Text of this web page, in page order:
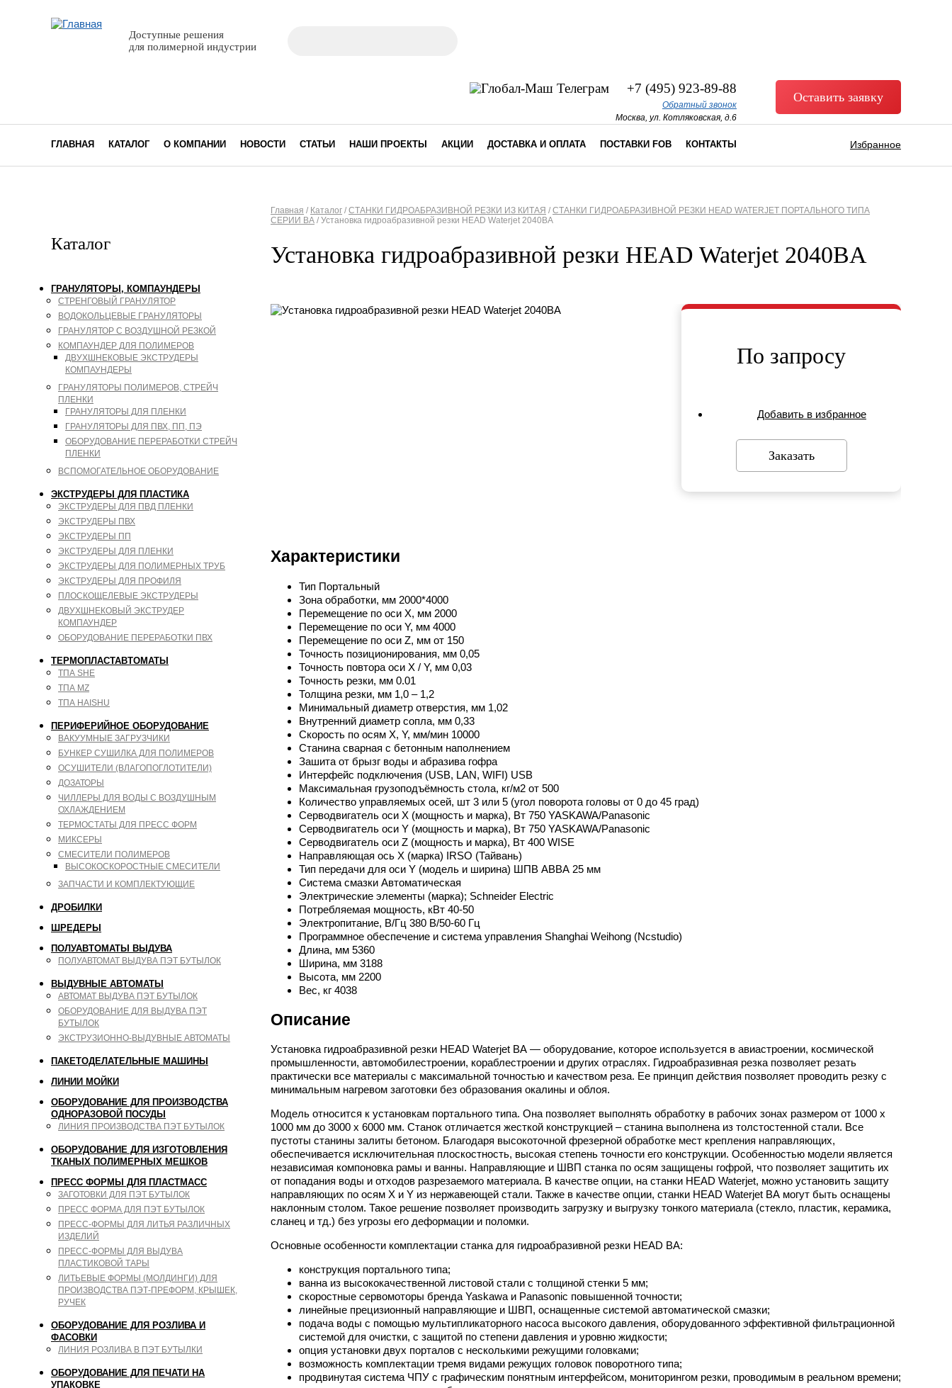
Доступные решения
для полимерной индустрии
+7 (495) 923-89-88
Обратный звонок
Москва, ул. Котляковская, д.6
Оставить заявку
ГЛАВНАЯ КАТАЛОГ О КОМПАНИИ НОВОСТИ СТАТЬИ НАШИ ПРОЕКТЫ АКЦИИ ДОСТАВКА И ОПЛАТА ПОСТАВКИ FOB КОНТАКТЫ Избранное
Каталог
ГРАНУЛЯТОРЫ, КОМПАУНДЕРЫ
СТРЕНГОВЫЙ ГРАНУЛЯТОР
ВОДОКОЛЬЦЕВЫЕ ГРАНУЛЯТОРЫ
ГРАНУЛЯТОР С ВОЗДУШНОЙ РЕЗКОЙ
КОМПАУНДЕР ДЛЯ ПОЛИМЕРОВ
ДВУХШНЕКОВЫЕ ЭКСТРУДЕРЫ
КОМПАУНДЕРЫ
ГРАНУЛЯТОРЫ ПОЛИМЕРОВ, СТРЕЙЧ
ПЛЕНКИ
ГРАНУЛЯТОРЫ ДЛЯ ПЛЕНКИ
ГРАНУЛЯТОРЫ ДЛЯ ПВХ, ПП, ПЭ
ОБОРУДОВАНИЕ ПЕРЕРАБОТКИ СТРЕЙЧ
ПЛЕНКИ
ВСПОМОГАТЕЛЬНОЕ ОБОРУДОВАНИЕ
ЭКСТРУДЕРЫ ДЛЯ ПЛАСТИКА
ЭКСТРУДЕРЫ ДЛЯ ПВД ПЛЕНКИ
ЭКСТРУДЕРЫ ПВХ
ЭКСТРУДЕРЫ ПП
ЭКСТРУДЕРЫ ДЛЯ ПЛЕНКИ
ЭКСТРУДЕРЫ ДЛЯ ПОЛИМЕРНЫХ ТРУБ
ЭКСТРУДЕРЫ ДЛЯ ПРОФИЛЯ
ПЛОСКОЩЕЛЕВЫЕ ЭКСТРУДЕРЫ
ДВУХШНЕКОВЫЙ ЭКСТРУДЕР
КОМПАУНДЕР
ОБОРУДОВАНИЕ ПЕРЕРАБОТКИ ПВХ
ТЕРМОПЛАСТАВТОМАТЫ
ТПА SHE
ТПА MZ
ТПА HAISHU
ПЕРИФЕРИЙНОЕ ОБОРУДОВАНИЕ
ВАКУУМНЫЕ ЗАГРУЗЧИКИ
БУНКЕР СУШИЛКА ДЛЯ ПОЛИМЕРОВ
ОСУШИТЕЛИ (ВЛАГОПОГЛОТИТЕЛИ)
ДОЗАТОРЫ
ЧИЛЛЕРЫ ДЛЯ ВОДЫ С ВОЗДУШНЫМ
ОХЛАЖДЕНИЕМ
ТЕРМОСТАТЫ ДЛЯ ПРЕСС ФОРМ
МИКСЕРЫ
СМЕСИТЕЛИ ПОЛИМЕРОВ
ВЫСОКОСКОРОСТНЫЕ СМЕСИТЕЛИ
ЗАПЧАСТИ И КОМПЛЕКТУЮЩИЕ
ДРОБИЛКИ
ШРЕДЕРЫ
ПОЛУАВТОМАТЫ ВЫДУВА
ПОЛУАВТОМАТ ВЫДУВА ПЭТ БУТЫЛОК
ВЫДУВНЫЕ АВТОМАТЫ
АВТОМАТ ВЫДУВА ПЭТ БУТЫЛОК
ОБОРУДОВАНИЕ ДЛЯ ВЫДУВА ПЭТ
БУТЫЛОК
ЭКСТРУЗИОННО-ВЫДУВНЫЕ АВТОМАТЫ
ПАКЕТОДЕЛАТЕЛЬНЫЕ МАШИНЫ
ЛИНИИ МОЙКИ
ОБОРУДОВАНИЕ ДЛЯ ПРОИЗВОДСТВА
ОДНОРАЗОВОЙ ПОСУДЫ
ЛИНИЯ ПРОИЗВОДСТВА ПЭТ БУТЫЛОК
ОБОРУДОВАНИЕ ДЛЯ ИЗГОТОВЛЕНИЯ
ТКАНЫХ ПОЛИМЕРНЫХ МЕШКОВ
ПРЕСС ФОРМЫ ДЛЯ ПЛАСТМАСС
ЗАГОТОВКИ ДЛЯ ПЭТ БУТЫЛОК
ПРЕСС ФОРМА ДЛЯ ПЭТ БУТЫЛОК
ПРЕСС-ФОРМЫ ДЛЯ ЛИТЬЯ РАЗЛИЧНЫХ
ИЗДЕЛИЙ
ПРЕСС-ФОРМЫ ДЛЯ ВЫДУВА
ПЛАСТИКОВОЙ ТАРЫ
ЛИТЬЕВЫЕ ФОРМЫ (МОЛДИНГИ) ДЛЯ
ПРОИЗВОДСТВА ПЭТ-ПРЕФОРМ, КРЫШЕК,
РУЧЕК
ОБОРУДОВАНИЕ ДЛЯ РОЗЛИВА И
ФАСОВКИ
ЛИНИЯ РОЗЛИВА В ПЭТ БУТЫЛКИ
ОБОРУДОВАНИЕ ДЛЯ ПЕЧАТИ НА
УПАКОВКЕ
Вы здесь
Главная / Каталог / СТАНКИ ГИДРОАБРАЗИВНОЙ РЕЗКИ ИЗ КИТАЯ / СТАНКИ ГИДРОАБРАЗИВНОЙ РЕЗКИ HEAD WATERJET ПОРТАЛЬНОГО ТИПА
СЕРИИ BА / Установка гидроабразивной резки HEAD Waterjet 2040BA
Установка гидроабразивной резки HEAD Waterjet 2040BA
По запросу
Добавить в избранное
Заказать
Характеристики
Тип Портальный
Зона обработки, мм 2000*4000
Перемещение по оси X, мм 2000
Перемещение по оси Y, мм 4000
Перемещение по оси Z, мм от 150
Точность позиционирования, мм 0,05
Точность повтора оси X / Y, мм 0,03
Точность резки, мм 0.01
Толщина резки, мм 1,0 – 1,2
Минимальный диаметр отверстия, мм 1,02
Внутренний диаметр сопла, мм 0,33
Скорость по осям X, Y, мм/мин 10000
Станина сварная с бетонным наполнением
Зашита от брызг воды и абразива гофра
Интерфейс подключения (USB, LAN, WIFI) USB
Максимальная грузоподъёмность стола, кг/м2 от 500
Количество управляемых осей, шт 3 или 5 (угол поворота головы от 0 до 45 град)
Серводвигатель оси X (мощность и марка), Вт 750 YASKAWA/Panasonic
Серводвигатель оси Y (мощность и марка), Вт 750 YASKAWA/Panasonic
Серводвигатель оси Z (мощность и марка), Вт 400 WISE
Направляющая ось X (марка) IRSO (Тайвань)
Тип передачи для оси Y (модель и ширина) ШПВ АВВА 25 мм
Система смазки Автоматическая
Электрические элементы (марка); Schneider Electric
Потребляемая мощность, кВт 40-50
Электропитание, В/Гц 380 В/50-60 Гц
Программное обеспечение и система управления Shanghai Weihong (Ncstudio)
Длина, мм 5360
Ширина, мм 3188
Высота, мм 2200
Вес, кг 4038
Описание
Установка гидроабразивной резки HEAD Waterjet BА — оборудование, которое используется в авиастроении, космической
промышленности, автомобилестроении, кораблестроении и других отраслях. Гидроабразивная резка позволяет резать
практически все материалы с максимальной точностью и качеством реза. Ее принцип действия позволяет проводить резку с
минимальным нагревом заготовки без образования окалины и облоя.
Модель относится к установкам портального типа. Она позволяет выполнять обработку в рабочих зонах размером от 1000 х
1000 мм до 3000 х 6000 мм. Станок отличается жесткой конструкцией – станина выполнена из толстостенной стали. Все
пустоты станины залиты бетоном. Благодаря высокоточной фрезерной обработке мест крепления направляющих,
обеспечивается исключительная плоскостность, высокая степень точности его конструкции. Особенностью модели является
независимая компоновка рамы и ванны. Направляющие и ШВП станка по осям защищены гофрой, что позволяет защитить их
от попадания воды и отходов разрезаемого материала. В качестве опции, на станки HEAD Waterjet, можно установить защиту
направляющих по осям X и Y из нержавеющей стали. Также в качестве опции, станки HEAD Waterjet BА могут быть оснащены
наклонным столом. Такое решение позволяет производить загрузку и выгрузку тонкого материала (стекло, пластик, керамика,
сланец и тд.) без угрозы его деформации и поломки.
Основные особенности комплектации станка для гидроабразивной резки HEAD BА:
конструкция портального типа;
ванна из высококачественной листовой стали с толщиной стенки 5 мм;
скоростные сервомоторы бренда Yaskawa и Panasonic повышенной точности;
линейные прецизионный направляющие и ШВП, оснащенные системой автоматической смазки;
подача воды с помощью мультипликаторного насоса высокого давления, оборудованного эффективной фильтрационной
системой для очистки, с защитой по степени давления и уровню жидкости;
опция установки двух порталов с несколькими режущими головками;
возможность комплектации тремя видами режущих головок поворотного типа;
продвинутая система ЧПУ с графическим понятным интерфейсом, мониторингом резки, проводимым в реальном времени;